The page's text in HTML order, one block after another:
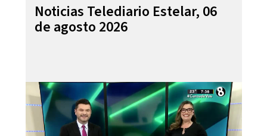
Noticias Telediario Estelar, 06
de agosto 2026